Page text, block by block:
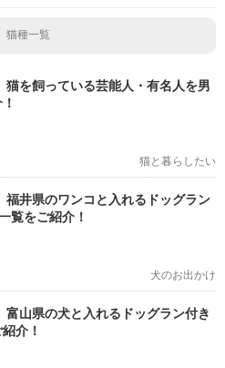
猫種一覧
猫を飼っている芸能人・有名人を男
猫と暮らしたい
福井県のワンコと入れるドッグラン
覧をご紹介！
犬のお出かけ
富山県の犬と入れるドッグラン付き
介！